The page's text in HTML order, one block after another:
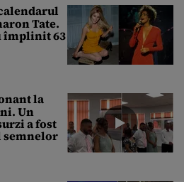
Tate.
împlinit 63
la
Un
a fost